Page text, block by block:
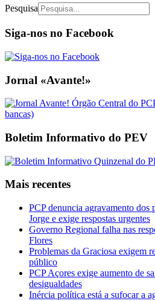
Pesquisa
Siga-nos no Facebook
Jornal «Avante!»
Boletim Informativo do PEV
Mais recentes
PCP denuncia agravamento dos
Jorge e exige respostas urgentes
Governo Regional falha nas
Flores
Problemas da Graciosa exigem
público
PCP Açores exige aumento de
desigualdades
Inércia política está a sufocar a